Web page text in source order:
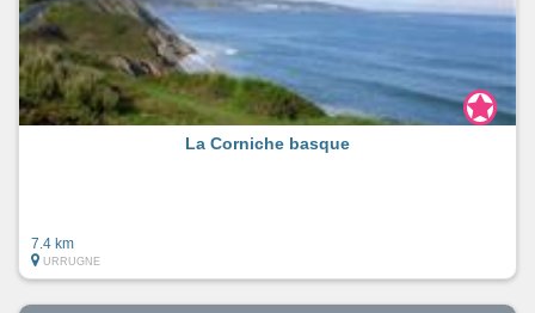
La Corniche basque
7.4 km
URRUGNE